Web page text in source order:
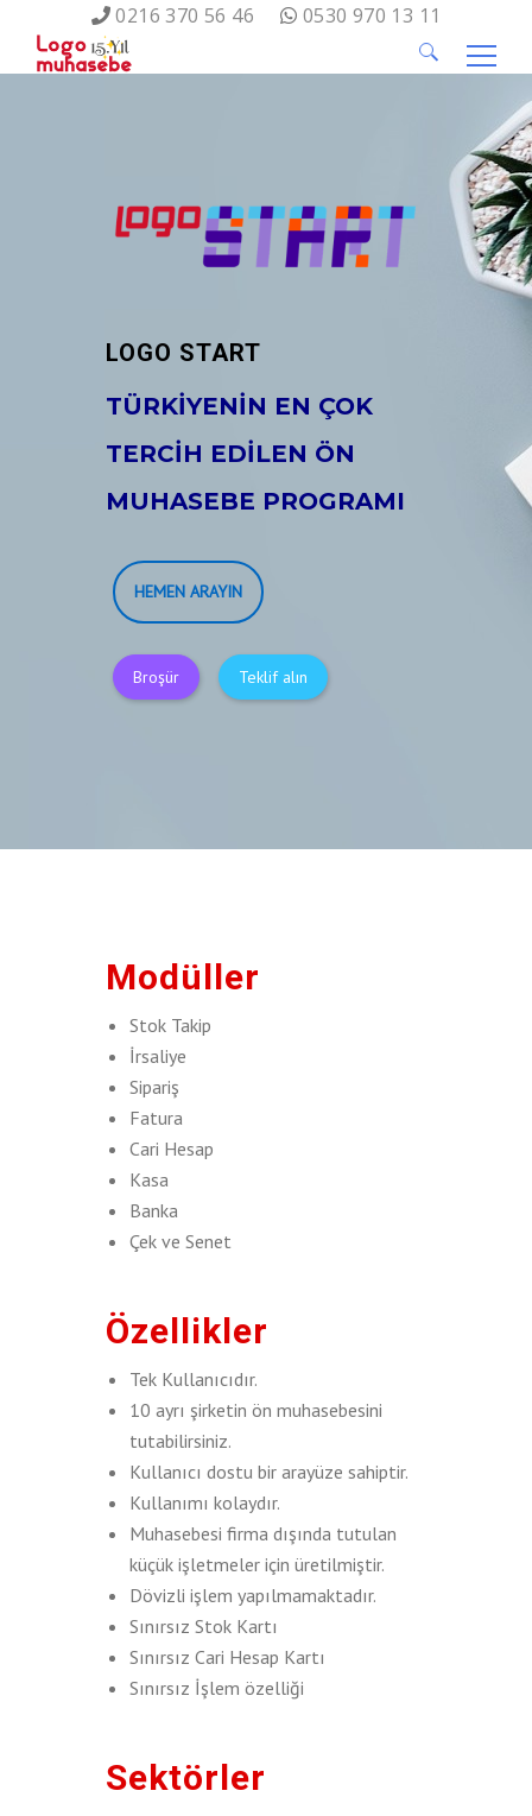
0216 370 56 46 0530 970 13 11
Arama:
LOGO START
TÜRKİYENİN EN ÇOK
TERCİH EDİLEN ÖN
MUHASEBE PROGRAMI
HEMEN ARAYIN
Broşür Teklif alın
Modüller
Stok Takip
İrsaliye
Sipariş
Fatura
Cari Hesap
Kasa
Banka
Çek ve Senet
Özellikler
Tek Kullanıcıdır.
10 ayrı şirketin ön muhasebesini
tutabilirsiniz.
Kullanıcı dostu bir arayüze sahiptir.
Kullanımı kolaydır.
Muhasebesi firma dışında tutulan
küçük işletmeler için üretilmiştir.
Dövizli işlem yapılmamaktadır.
Sınırsız Stok Kartı
Sınırsız Cari Hesap Kartı
Sınırsız İşlem özelliği
Sektörler